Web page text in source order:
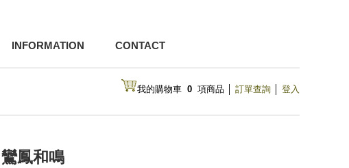
INFORMATION CONTACT
我的購物車 0 項商品 訂單查詢 登入
鸞鳳和鳴